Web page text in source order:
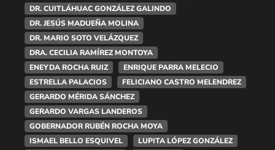
DR. CUITLÁHUAC GONZÁLEZ GALINDO
DR. JESÚS MADUEÑA MOLINA
DR. MARIO SOTO VELÁZQUEZ
DRA. CECILIA RAMÍREZ MONTOYA
ENEYDA ROCHA RUIZ
ENRIQUE PARRA MELECIO
ESTRELLA PALACIOS
FELICIANO CASTRO MELENDREZ
GERARDO MÉRIDA SÁNCHEZ
GERARDO VARGAS LANDEROS
GOBERNADOR RUBÉN ROCHA MOYA
ISMAEL BELLO ESQUIVEL
LUPITA LÓPEZ GONZÁLEZ